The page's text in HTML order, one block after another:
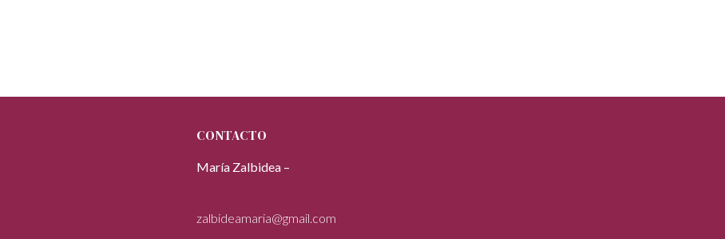
CONTACTO
María Zalbidea –
zalbideamaria@gmail.com